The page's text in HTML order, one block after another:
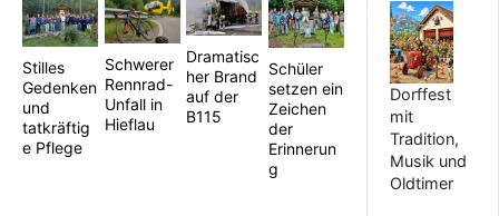
Stilles
Gedenken
und
tatkräftig
e Pflege
Schwerer
Rennrad-
Unfall in
Hieflau
Dramatisc
her Brand
auf der
B115
Schüler
setzen ein
Zeichen
der
Erinnerun
g
Dorffest
mit
Tradition,
Musik und
Oldtimer